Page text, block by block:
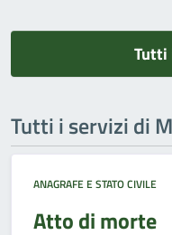
Tutti
Tutti i servizi di
ANAGRAFE E STATO CIVILE
Atto di morte